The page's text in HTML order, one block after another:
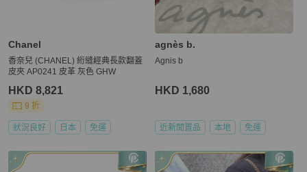
Chanel
香奈兒 (CHANEL) 絎縫經典長款翻蓋
皮夾 AP0241 皮革 灰色 GHW
HKD 8,821
9 折
狀況良好 日本 免運
agnès b.
Agnis b
HKD 1,680
近新閒置品 本地 免運